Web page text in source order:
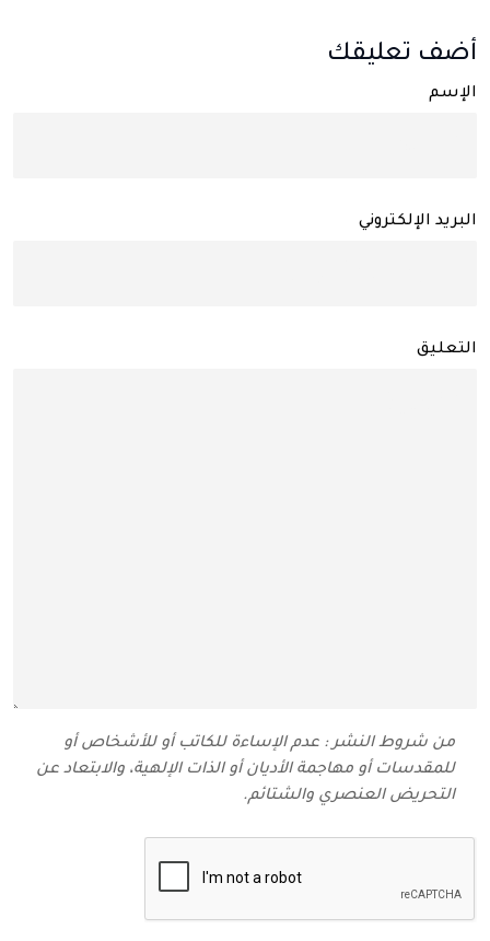
أضف تعليقك
الإسم
البريد الإلكتروني
التعليق
من شروط النشر : عدم الإساءة للكاتب أو للأشخاص أو
للمقدسات أو مهاجمة الأديان أو الذات الإلهية، والابتعاد عن
التحريض العنصري والشتائم‬.